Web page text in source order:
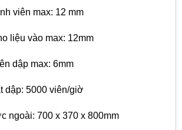
max: 12 mm
vào max: 12mm
max: 6mm
5000 viên/giờ
700 x 370 x 800mm